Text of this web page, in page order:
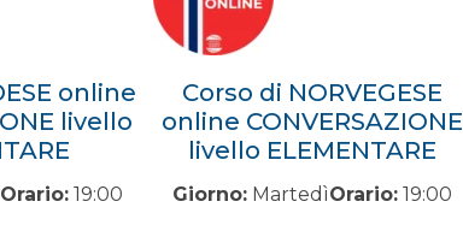
online
livello
Orario:19:00
Corso di NORVEGESE
online CONVERSAZIONE
livello ELEMENTARE
Giorno: MartedìOrario: 19:00